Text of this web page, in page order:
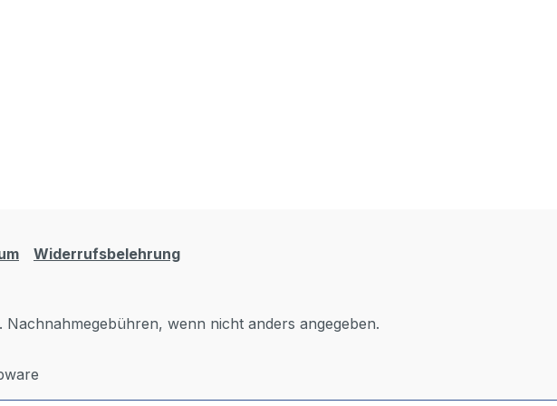
Widerrufsbelehrung
Nachnahmegebühren, wenn nicht anders angegeben.